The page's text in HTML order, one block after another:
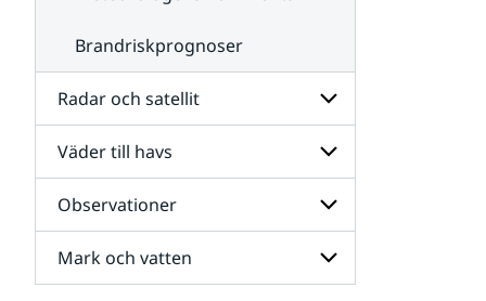
Brandriskprognoser
Radar och satellit
Undersidor
för
Radar
och
satellit
Väder till havs
Undersidor
för
Väder
till
havs
Observationer
Undersidor
för
Mark och vatten